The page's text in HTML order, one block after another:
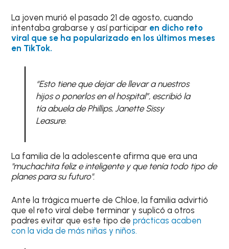
La joven murió el pasado 21 de agosto, cuando
intentaba grabarse y así participar en dicho reto
viral que se ha popularizado en los últimos meses
en TikTok.
“Esto tiene que dejar de llevar a nuestros
hijos o ponerlos en el hospital”, escribió la
tía abuela de Phillips, Janette Sissy
Leasure.
La familia de la adolescente afirma que era una
"muchachita feliz e inteligente y que tenía todo tipo de
planes para su futuro".
Ante la trágica muerte de Chloe, la familia advirtió
que el reto viral debe terminar y suplicó a otros
padres evitar que este tipo deprácticas acaben
con la vida de más niñas y niños.